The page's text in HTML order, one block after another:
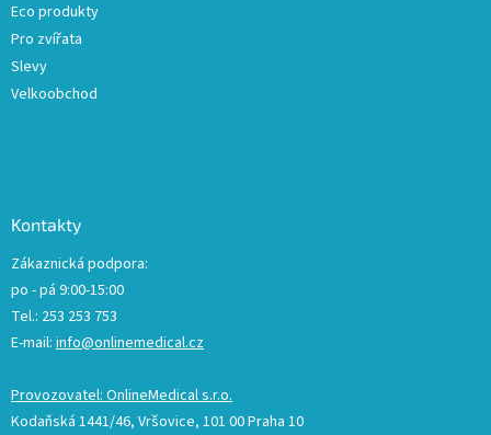
Eco produkty
Pro zvířata
Slevy
Velkoobchod
Kontakty
Zákaznická podpora:
po - pá 9:00-15:00
Tel.: 253 253 753
E-mail: info@onlinemedical.cz
Provozovatel: OnlineMedical s.r.o.
Kodaňská 1441/46, Vršovice, 101 00 Praha 10